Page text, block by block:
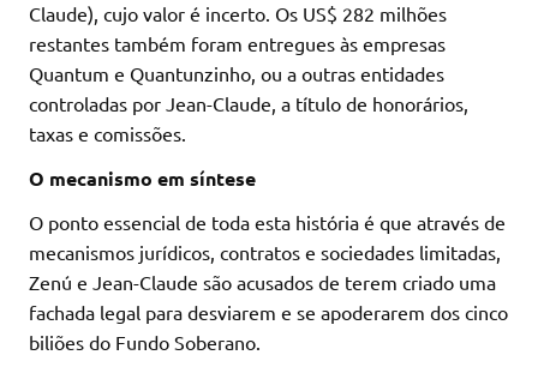
Claude), cujo valor é incerto. Os US$ 282 milhões
restantes também foram entregues às empresas
Quantum e Quantunzinho, ou a outras entidades
controladas por Jean-Claude, a título de honorários,
taxas e comissões.
O mecanismo em síntese
O ponto essencial de toda esta história é que através de
mecanismos jurídicos, contratos e sociedades limitadas,
Zenú e Jean-Claude são acusados de terem criado uma
fachada legal para desviarem e se apoderarem dos cinco
biliões do Fundo Soberano.